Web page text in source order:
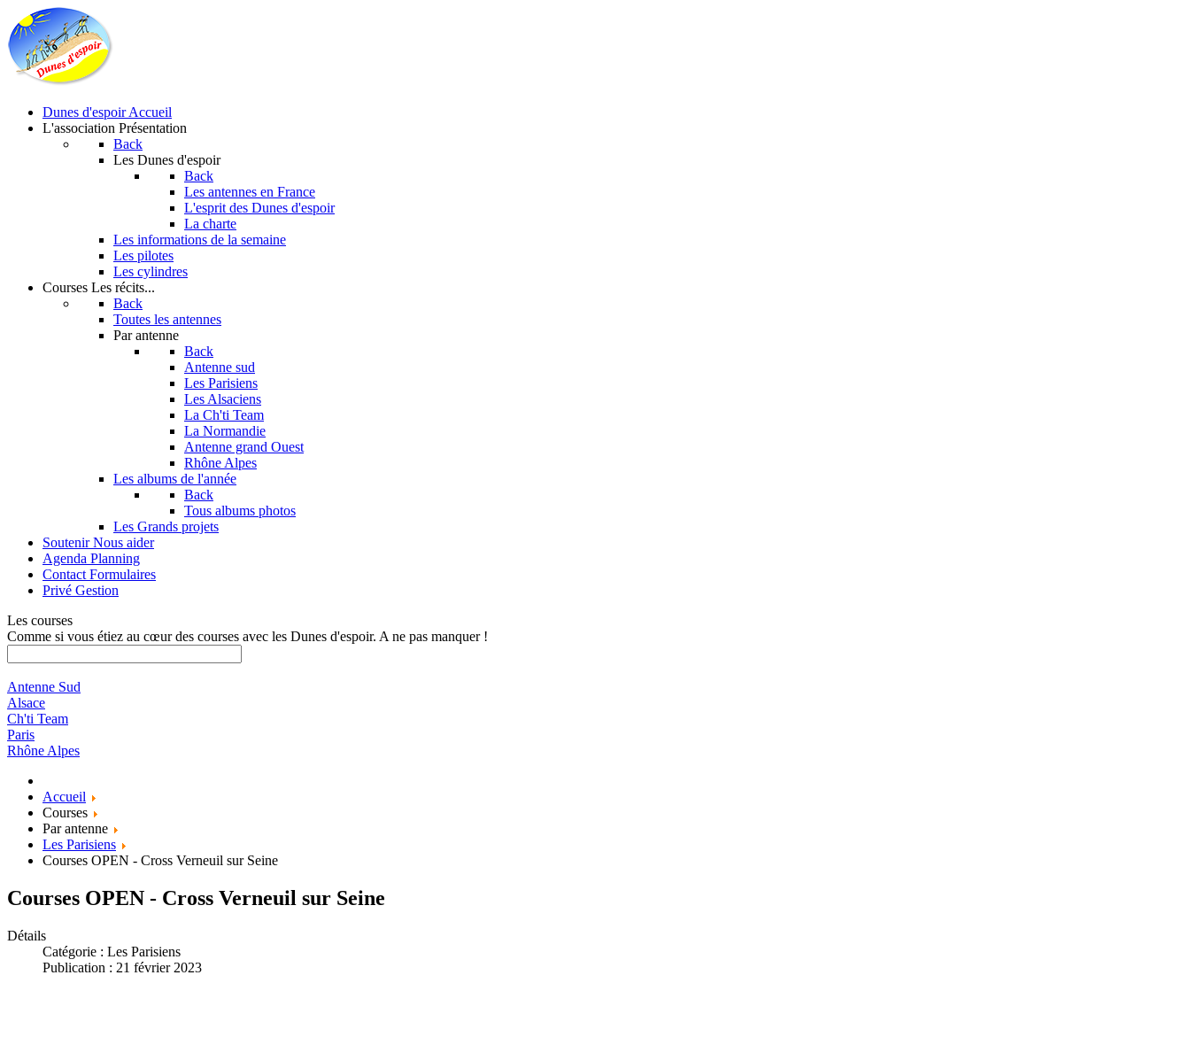
Dunes d'espoir Accueil
L'association Présentation
Back
Les Dunes d'espoir
Back
Les antennes en France
L'esprit des Dunes d'espoir
La charte
Les informations de la semaine
Les pilotes
Les cylindres
Courses Les récits...
Back
Toutes les antennes
Par antenne
Back
Antenne sud
Les Parisiens
Les Alsaciens
La Ch'ti Team
La Normandie
Antenne grand Ouest
Rhône Alpes
Les albums de l'année
Back
Tous albums photos
Les Grands projets
Soutenir Nous aider
Agenda Planning
Contact Formulaires
Privé Gestion
Les courses
Comme si vous étiez au cœur des courses avec les Dunes d'espoir. A ne pas manquer !
Antenne Sud
Alsace
Ch'ti Team
Paris
Rhône Alpes
Accueil
Courses
Par antenne
Les Parisiens
Courses OPEN - Cross Verneuil sur Seine
Courses OPEN - Cross Verneuil sur Seine
Détails
Catégorie : Les Parisiens
Publication : 21 février 2023